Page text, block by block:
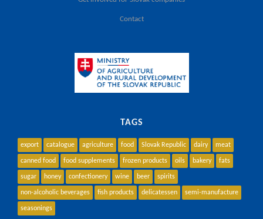
Contact
TAGS
export catalogue agriculture food Slovak Republic dairy meat
canned food food supplements frozen products oils bakery fats
sugar honey confectionery wine beer spirits
non-alcoholic beverages fish products delicatessen semi-manufacture
seasonings